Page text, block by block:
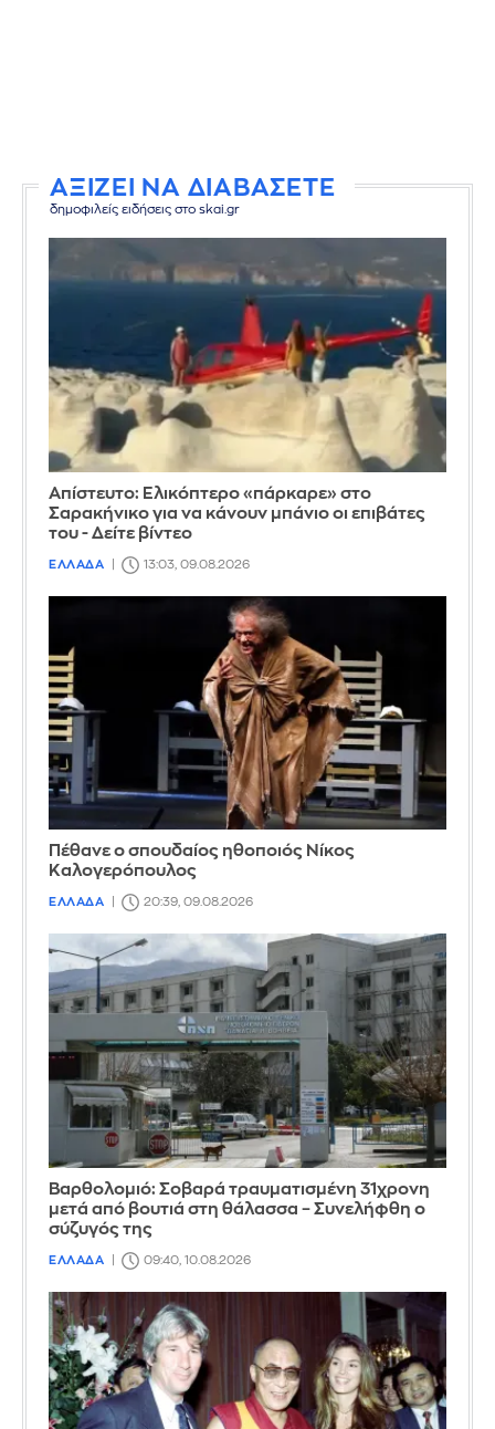
ΑΞΙΖΕΙ ΝΑ ΔΙΑΒΑΣΕΤΕ
δημοφιλείς ειδήσεις στο skai.gr
Απίστευτο: Ελικόπτερο «πάρκαρε» στο
Σαρακήνικο για να κάνουν μπάνιο οι επιβάτες
του - Δείτε βίντεο
ΕΛΛΑΔΑ 13:03, 09.08.2026
Πέθανε ο σπουδαίος ηθοποιός Νίκος
Καλογερόπουλος
ΕΛΛΑΔΑ 20:39, 09.08.2026
Βαρθολομιό: Σοβαρά τραυματισμένη 31χρονη
μετά από βουτιά στη θάλασσα – Συνελήφθη ο
σύζυγός της
ΕΛΛΑΔΑ 09:40, 10.08.2026